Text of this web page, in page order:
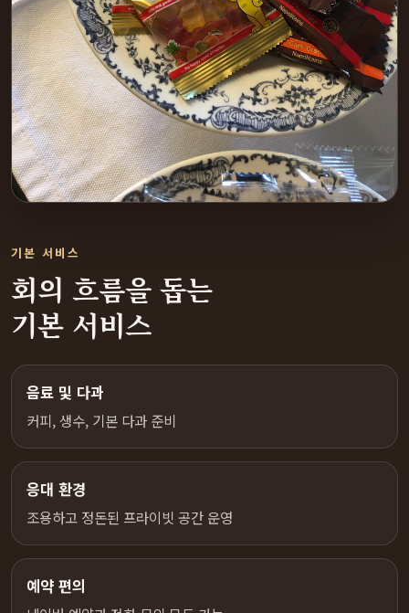
기본 서비스
회의 흐름을 돕는
기본 서비스
음료 및 다과
커피, 생수, 기본 다과 준비
응대 환경
조용하고 정돈된 프라이빗 공간 운영
예약 편의